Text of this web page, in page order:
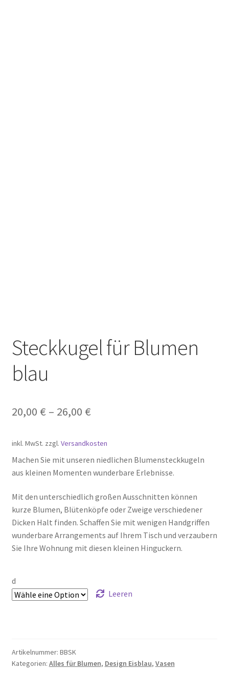
Steckkugel für Blumen
blau
20,00 € – 26,00 €
inkl. MwSt. zzgl. Versandkosten
Machen Sie mit unseren niedlichen Blumensteckkugeln
aus kleinen Momenten wunderbare Erlebnisse.
Mit den unterschiedlich großen Ausschnitten können
kurze Blumen, Blütenköpfe oder Zweige verschiedener
Dicken Halt finden. Schaffen Sie mit wenigen Handgriffen
wunderbare Arrangements auf Ihrem Tisch und verzaubern
Sie Ihre Wohnung mit diesen kleinen Hinguckern.
d
Leeren
Artikelnummer: BBSK
Kategorien: Alles für Blumen, Design Eisblau, Vasen